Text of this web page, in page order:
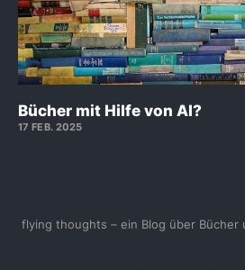
Bücher mit Hilfe von AI?
17 FEB. 2025
flying thoughts – ein Blog über